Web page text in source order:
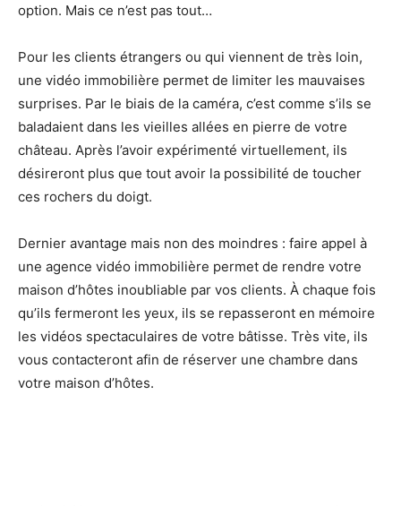
option. Mais ce n’est pas tout…
Pour les clients étrangers ou qui viennent de très loin,
une vidéo immobilière permet de limiter les mauvaises
surprises. Par le biais de la caméra, c’est comme s’ils se
baladaient dans les vieilles allées en pierre de votre
château. Après l’avoir expérimenté virtuellement, ils
désireront plus que tout avoir la possibilité de toucher
ces rochers du doigt.
Dernier avantage mais non des moindres : faire appel à
une agence vidéo immobilière permet de rendre votre
maison d’hôtes inoubliable par vos clients. À chaque fois
qu’ils fermeront les yeux, ils se repasseront en mémoire
les vidéos spectaculaires de votre bâtisse. Très vite, ils
vous contacteront afin de réserver une chambre dans
votre maison d’hôtes.